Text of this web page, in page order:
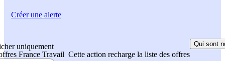
uniquement
France Travail Cette action recharge la liste des offres
Qui sont
Créer une alerte